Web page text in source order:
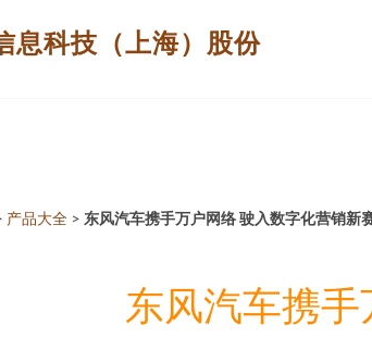
息科技（上海）股份
产品大全 > 东风汽车携手万户网络 驶入数字化营销新
东风汽车携